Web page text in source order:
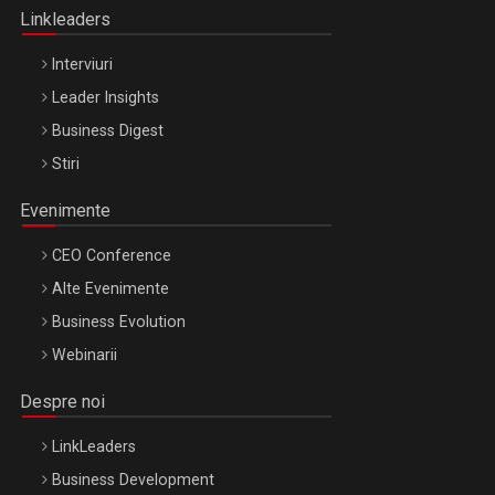
Linkleaders
Interviuri
Leader Insights
Business Digest
Stiri
Evenimente
CEO Conference
Alte Evenimente
Business Evolution
Webinarii
Despre noi
LinkLeaders
Business Development